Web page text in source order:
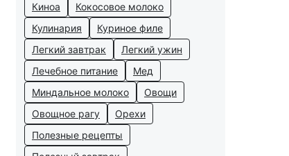
Киноа
Кокосовое молоко
Кулинария
Куриное филе
Легкий завтрак
Легкий ужин
Лечебное питание
Мед
Миндальное молоко
Овощи
Овощное рагу
Орехи
Полезные рецепты